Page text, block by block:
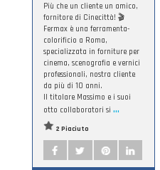
Più che un cliente un amico,
fornitore di Cinecittà! 🎬
Fermax è una ferramenta-
colorificio a Roma,
specializzata in forniture per
cinema, scenografia e vernici
professionali, nostra cliente
da più di 10 anni.
Il titolare Massimo e i suoi
otto collaboratori si ...
2 Piaciuto